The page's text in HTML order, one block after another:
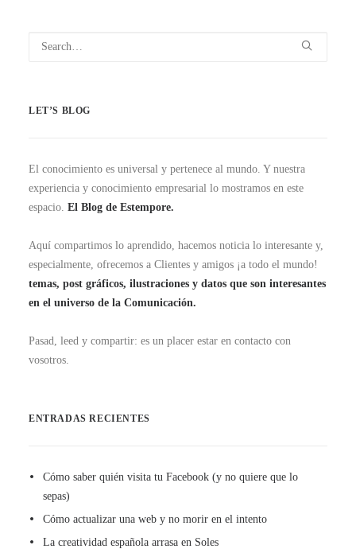
LET’S BLOG
El conocimiento es universal y pertenece al mundo. Y nuestra
experiencia y conocimiento empresarial lo mostramos en este
espacio. El Blog de Estempore.
Aquí compartimos lo aprendido, hacemos noticia lo interesante y,
especialmente, ofrecemos a Clientes y amigos ¡a todo el mundo!
temas, post gráficos, ilustraciones y datos que son interesantes
en el universo de la Comunicación.
Pasad, leed y compartir: es un placer estar en contacto con
vosotros.
ENTRADAS RECIENTES
Cómo saber quién visita tu Facebook (y no quiere que lo
sepas)
Cómo actualizar una web y no morir en el intento
La creatividad española arrasa en Soles